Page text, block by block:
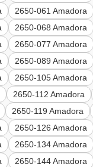
2650-061 Amadora
2650-068 Amadora
2650-077 Amadora
2650-089 Amadora
2650-105 Amadora
2650-112 Amadora
2650-119 Amadora
2650-126 Amadora
2650-134 Amadora
2650-144 Amadora